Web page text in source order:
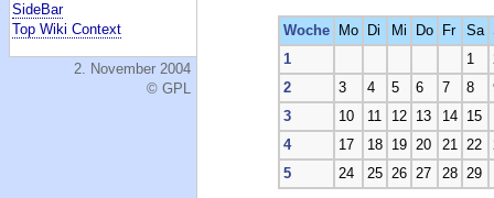
SideBar
Top Wiki Context
2. November 2004
© GPL
Woche Mo Di Mi Do Fr Sa
1
1
2
3 4 5 6 7 8
3
10 11 12 13 14 15
4
17 18 19 20 21 22
5
24 25 26 27 28 29